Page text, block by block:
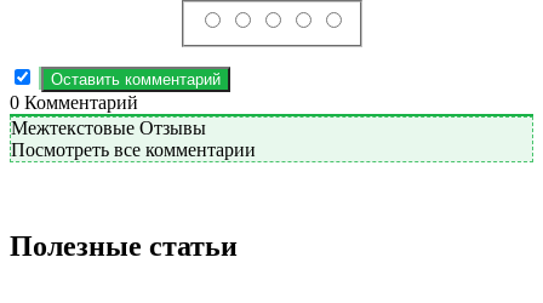
0 Комментарий
Межтекстовые Отзывы
Посмотреть все комментарии
Полезные статьи